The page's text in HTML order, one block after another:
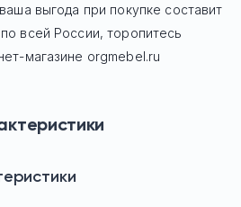
выгода при покупке составит
всей России, торопитесь
магазине orgmebel.ru